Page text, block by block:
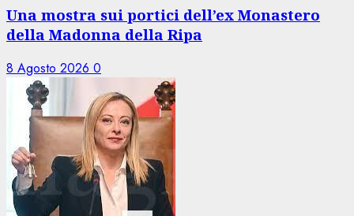
Una mostra sui portici dell’ex Monastero
della Madonna della Ripa
8 Agosto 2026 0